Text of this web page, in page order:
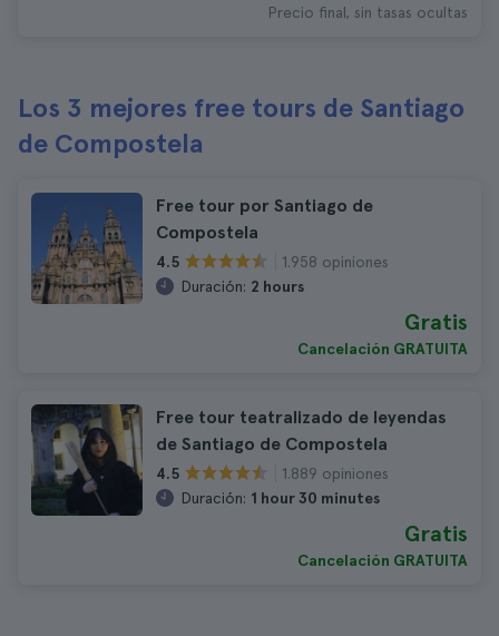
Precio final, sin tasas ocultas
Los 3 mejores free tours de Santiago
de Compostela
Free tour por Santiago de
Compostela
4.5
1.958 opiniones
Duración: 2 hours
Gratis
Cancelación GRATUITA
Free tour teatralizado de leyendas
de Santiago de Compostela
4.5
1.889 opiniones
Duración: 1 hour 30 minutes
Gratis
Cancelación GRATUITA